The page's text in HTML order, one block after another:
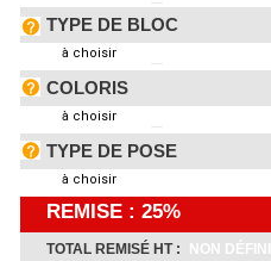
TYPE DE BLOC
à choisir
COLORIS
à choisir
TYPE DE POSE
à choisir
REMISE : 25%
TOTAL REMISÉ HT : NON DÉFINI